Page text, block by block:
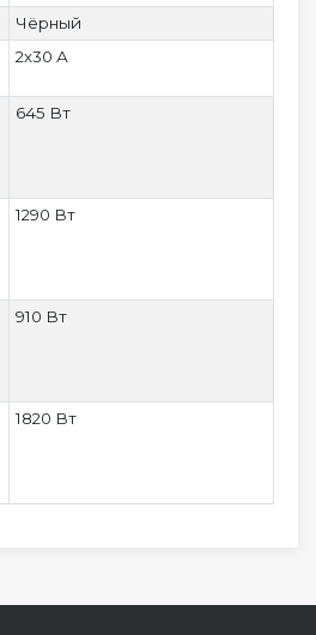
Чёрный
2х30 А
645 Вт
1290 Вт
910 Вт
1820 Вт